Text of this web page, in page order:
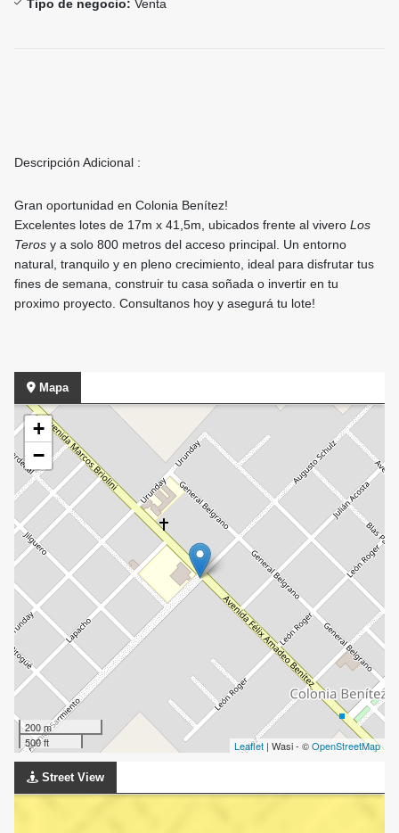
Tipo de negocio: Venta
Descripción Adicional :
Gran oportunidad en Colonia Benítez!
Excelentes lotes de 17m x 41,5m, ubicados frente al vivero Los
Teros y a solo 800 metros del acceso principal. Un entorno
natural, tranquilo y en pleno crecimiento, ideal para disfrutar tus
fines de semana, construir tu casa soñada o invertir en tu
proximo proyecto. Consultanos hoy y asegurá tu lote!
Mapa
+
−
200 m
500 ft
Leaflet | Wasi - ©OpenStreetMap
Street View